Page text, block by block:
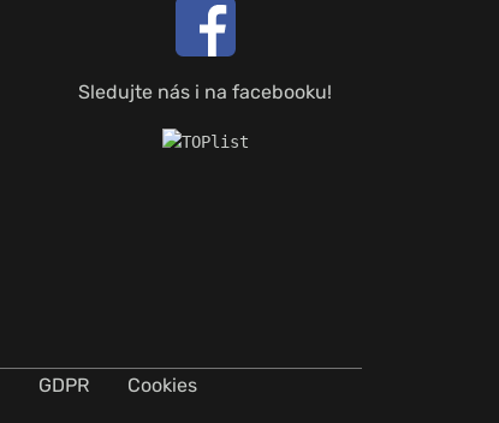
Sledujte nás i na facebooku!
GDPR Cookies